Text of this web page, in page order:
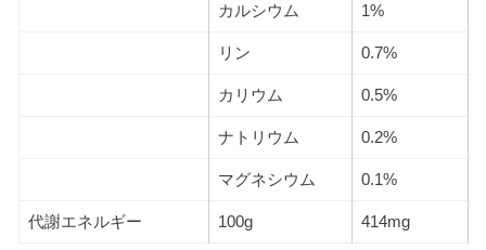
カルシウム 1%
リン 0.7%
カリウム 0.5%
ナトリウム 0.2%
マグネシウム 0.1%
代謝エネルギー 100g 414mg